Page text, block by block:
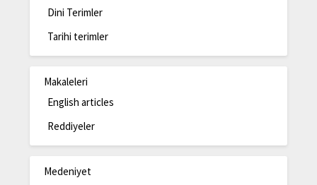
Dini Terimler
Tarihi terimler
Makaleleri
English articles
Reddiyeler
Medeniyet